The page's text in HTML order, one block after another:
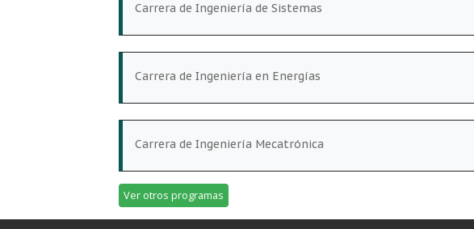
Carrera de Ingeniería de Sistemas
Carrera de Ingeniería en Energías
Carrera de Ingeniería Mecatrónica
Ver otros programas